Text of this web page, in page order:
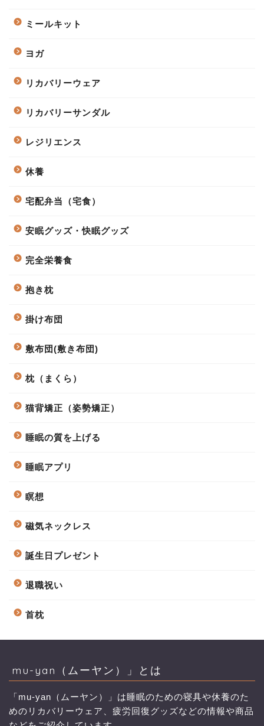
ミールキット
ヨガ
リカバリーウェア
リカバリーサンダル
レジリエンス
休養
宅配弁当（宅食）
安眠グッズ・快眠グッズ
完全栄養食
抱き枕
掛け布団
敷布団(敷き布団)
枕（まくら）
猫背矯正（姿勢矯正）
睡眠の質を上げる
睡眠アプリ
瞑想
磁気ネックレス
誕生日プレゼント
退職祝い
首枕
mu-yan（ムーヤン）」とは
「mu-yan（ムーヤン）」は睡眠のための寝具や休養のた
めのリカバリーウェア、疲労回復グッズなどの情報や商品